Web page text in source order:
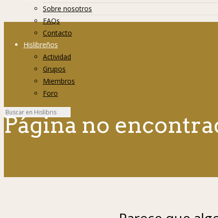
Sobre nosotros
FAQs
Contacto
Hislibreños
Actividad
Grupos
Miembros
Foro
Página no